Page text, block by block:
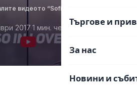
Търгове и
За нас
Новини и
2017·1 мин. четене